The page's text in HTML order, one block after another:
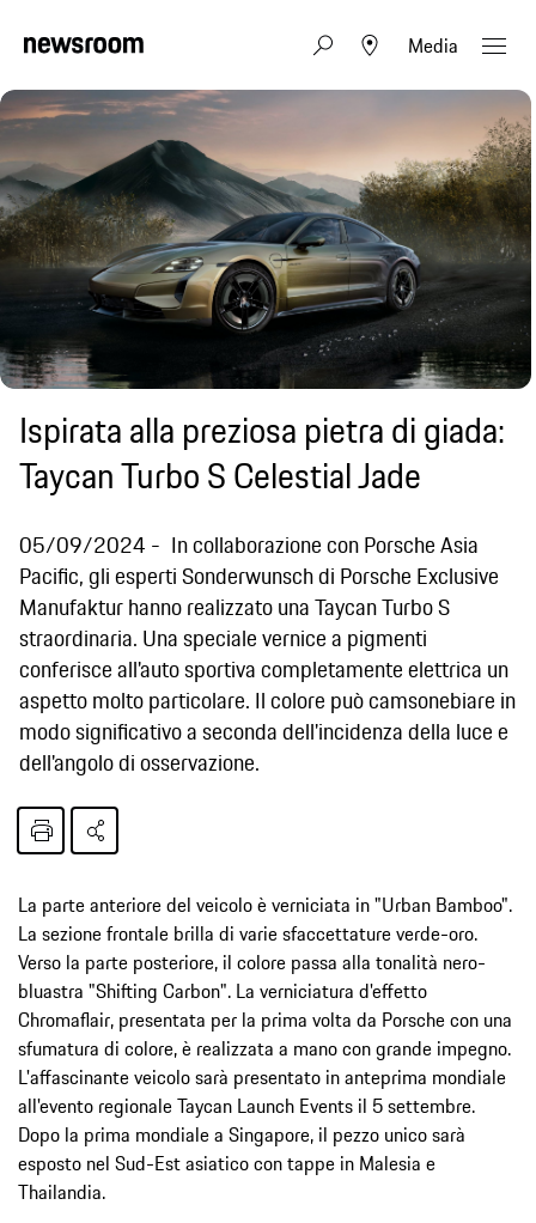
Media
Ispirata alla preziosa pietra di giada:
Taycan Turbo S Celestial Jade
05/09/2024
In collaborazione con Porsche Asia
Pacific, gli esperti Sonderwunsch di Porsche Exclusive
Manufaktur hanno realizzato una Taycan Turbo S
straordinaria. Una speciale vernice a pigmenti
conferisce all'auto sportiva completamente elettrica un
aspetto molto particolare. Il colore può camsonebiare in
modo significativo a seconda dell'incidenza della luce e
dell'angolo di osservazione.
La parte anteriore del veicolo è verniciata in "Urban Bamboo".
La sezione frontale brilla di varie sfaccettature verde-oro.
Verso la parte posteriore, il colore passa alla tonalità nero-
bluastra "Shifting Carbon". La verniciatura d'effetto
Chromaflair, presentata per la prima volta da Porsche con una
sfumatura di colore, è realizzata a mano con grande impegno.
L'affascinante veicolo sarà presentato in anteprima mondiale
all'evento regionale Taycan Launch Events il 5 settembre.
Dopo la prima mondiale a Singapore, il pezzo unico sarà
esposto nel Sud-Est asiatico con tappe in Malesia e
Thailandia.